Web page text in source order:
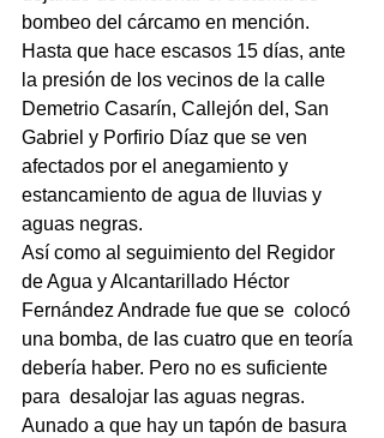
bombeo del cárcamo en mención.
Hasta que hace escasos 15 días, ante
la presión de los vecinos de la calle
Demetrio Casarín, Callejón del, San
Gabriel y Porfirio Díaz que se ven
afectados por el anegamiento y
estancamiento de agua de lluvias y
aguas negras.
Así como al seguimiento del Regidor
de Agua y Alcantarillado Héctor
Fernández Andrade fue que se  colocó
una bomba, de las cuatro que en teoría
debería haber. Pero no es suficiente
para  desalojar las aguas negras.
Aunado a que hay un tapón de basura